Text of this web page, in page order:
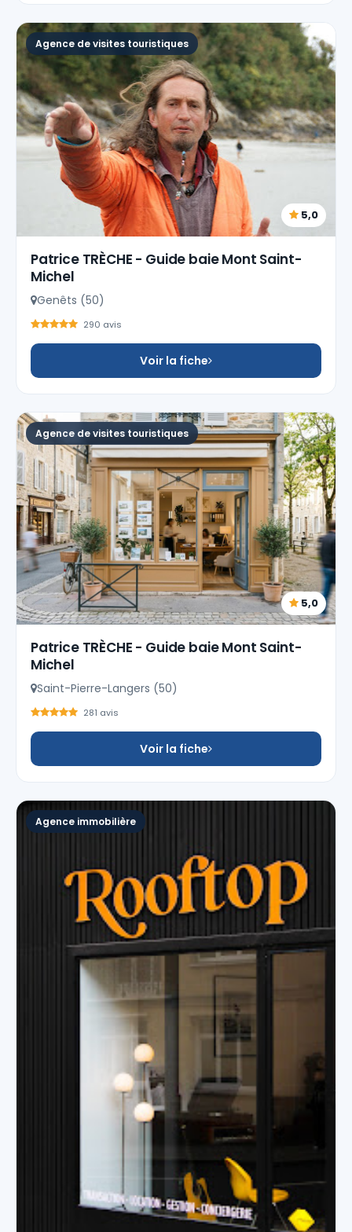
Agence de visites touristiques
5,0
Patrice TRÈCHE - Guide baie Mont Saint-
Michel
Genêts (50)
290 avis
Voir la fiche
Agence de visites touristiques
5,0
Patrice TRÈCHE - Guide baie Mont Saint-
Michel
Saint-Pierre-Langers (50)
281 avis
Voir la fiche
Agence immobilière